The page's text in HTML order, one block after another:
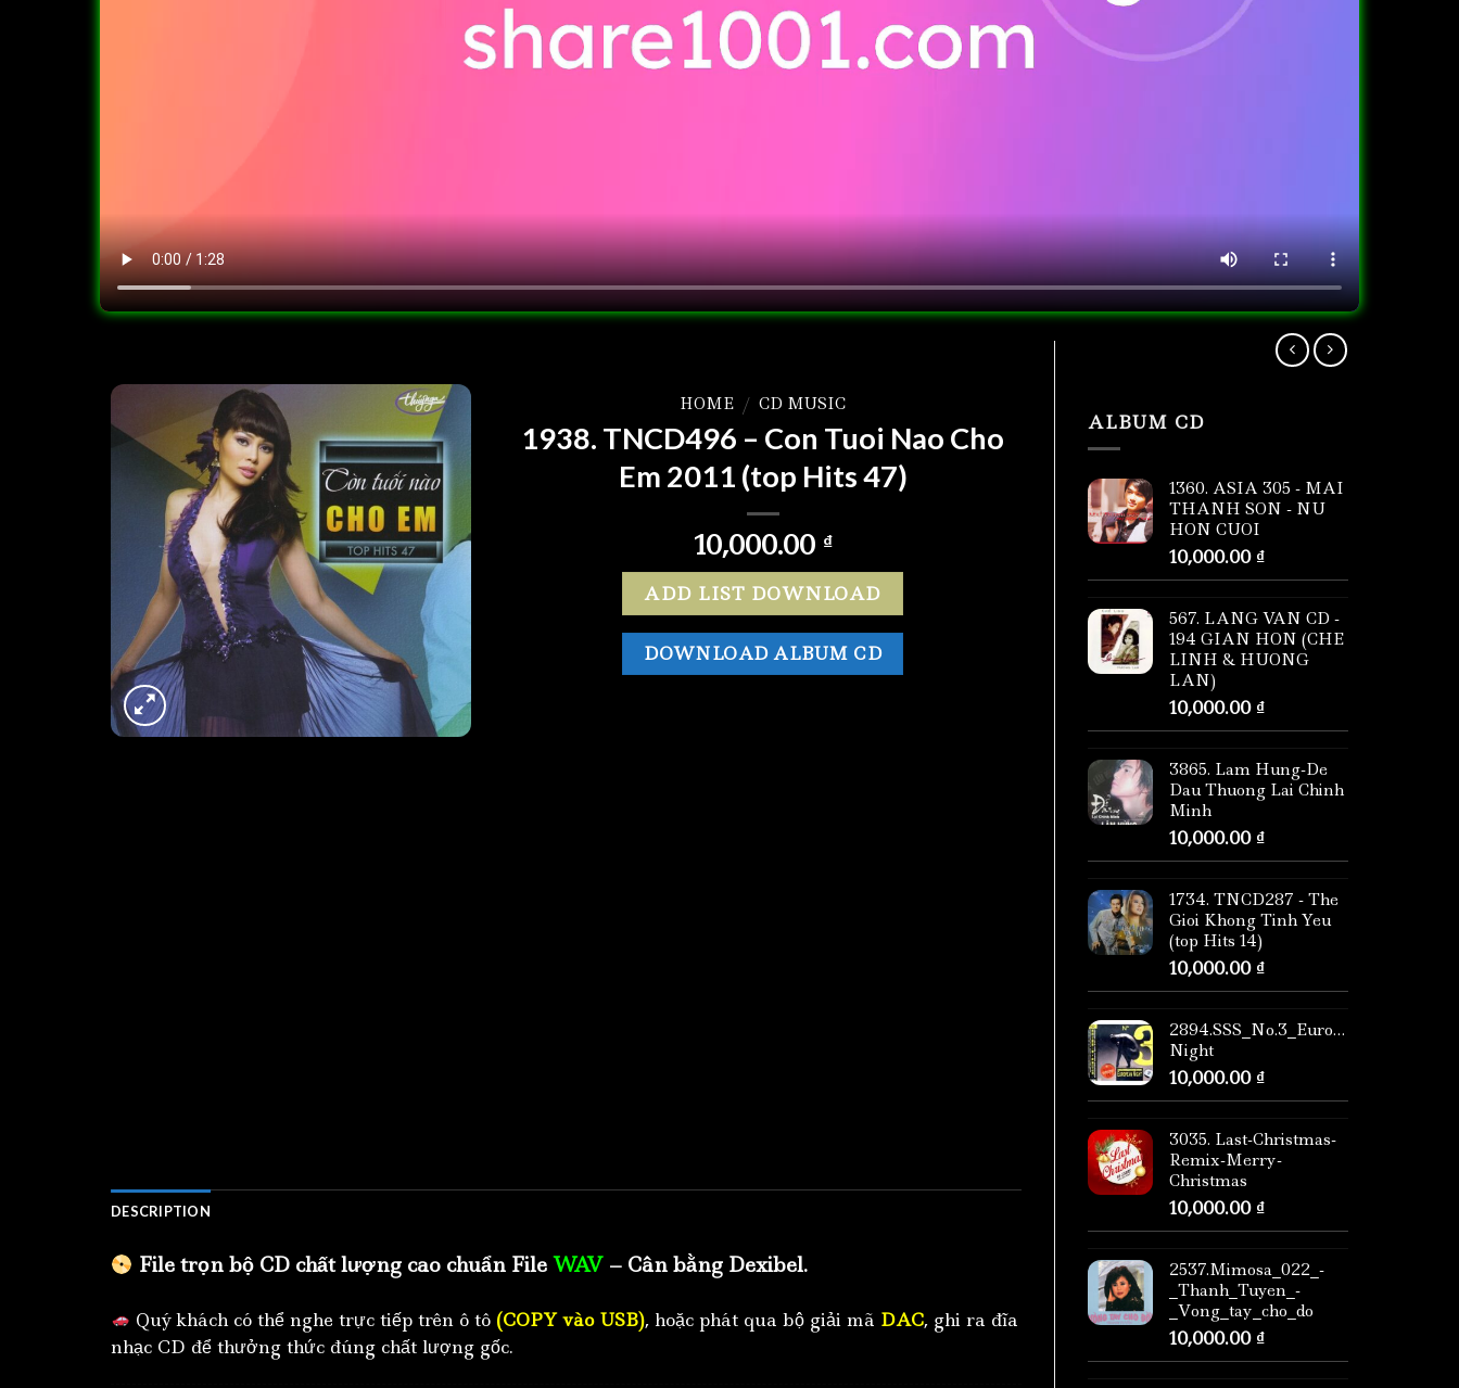
ALBUM CD
1360. ASIA 305 - MAI
THANH SON - NU
HON CUOI
10,000.00 ₫
567. LANG VAN CD -
194 GIAN HON (CHE
LINH & HUONG
LAN)
10,000.00 ₫
3865. Lam Hung-De
Dau Thuong Lai Chinh
Minh
10,000.00 ₫
1734. TNCD287 - The
Gioi Khong Tinh Yeu
(top Hits 14)
10,000.00 ₫
2894.SSS_No.3_European
Night
10,000.00 ₫
3035. Last-Christmas-
Remix-Merry-
Christmas
10,000.00 ₫
2537.Mimosa_022_-
_Thanh_Tuyen_-
_Vong_tay_cho_do
10,000.00 ₫
HOME / CD MUSIC
1938. TNCD496 – Con Tuoi Nao Cho
Em 2011 (top Hits 47)
10,000.00 ₫
ADD LIST DOWNLOAD
DOWNLOAD ALBUM CD
DESCRIPTION
File trọn bộ CD chất lượng cao chuẩn File WAV– Cân bằng Dexibel.
Quý khách có thể nghe trực tiếp trên ô tô (COPY vào USB), hoặc phát qua bộ giải mã DAC, ghi ra đĩa
nhạc CD để thưởng thức đúng chất lượng gốc.